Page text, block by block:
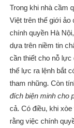
Trong khi nhà cầm
Việt trên thế giới
chính quyền Hà
dựa trên niềm tin
cần thiết cho nỗ lực
thế lực ra lệnh bắt
tham nhũng. Còn
đích biện minh cho
cả. Có điều, khi
rằng việc chính